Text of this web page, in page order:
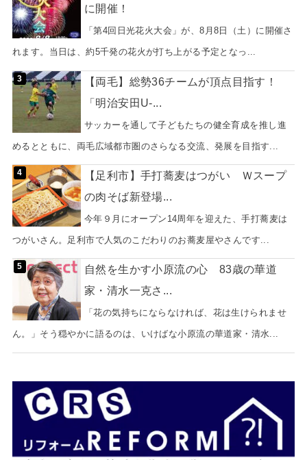
に開催！
「第4回日光花火大会」が、8月8日（土）に開催さ
れます。当日は、約5千発の花火が打ち上がる予定となっ...
【両毛】総勢36チームが頂点目指す！
「明治安田U-...
サッカーを通して子どもたちの健全育成を推し進
めるとともに、両毛広域都市圏のさらなる交流、発展を目指す...
【足利市】手打蕎麦はつがい Ｗスープ
の肉そば新登場...
今年９月にオープン14周年を迎えた、手打蕎麦は
つがいさん。足利市で人気のこだわりのお蕎麦屋やさんです...
自然を生かす小原流の心 83歳の華道
家・清水一克さ...
「花の気持ちにならなければ、花は生けられませ
ん。」そう穏やかに語るのは、いけばな小原流の華道家・清水...